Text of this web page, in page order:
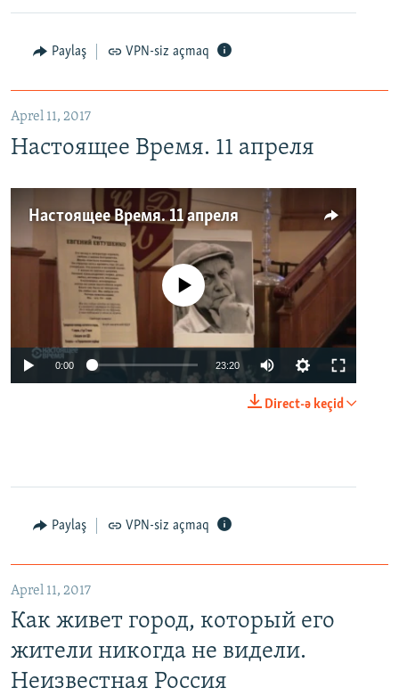
Paylaş VPN-siz açmaq
Aprel 11, 2017
Настоящее Время. 11 апреля
Настоящее Время. 11 апреля
No media source currently available
0:00 23:20
Direct-ə keçid
Paylaş VPN-siz açmaq
Aprel 11, 2017
Как живет город, который его
жители никогда не видели.
Неизвестная Россия